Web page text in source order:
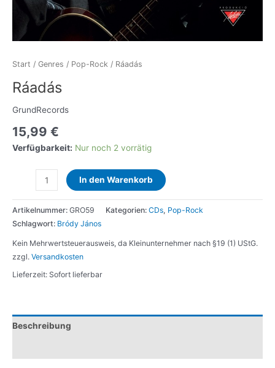
Start / Genres / Pop-Rock / Ráadás
Ráadás
GrundRecords
15,99 €
Verfügbarkeit: Nur noch 2 vorrätig
Menge
In den Warenkorb
Artikelnummer: GRO59 Kategorien: CDs, Pop-Rock
Schlagwort: Bródy János
Kein Mehrwertsteuerausweis, da Kleinunternehmer nach §19 (1) UStG.
zzgl. Versandkosten
Lieferzeit: Sofort lieferbar
Beschreibung